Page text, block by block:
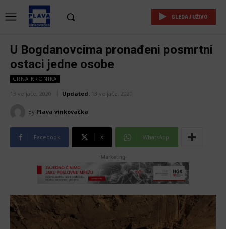
GLEDAJ UŽIVO
U Bogdanovcima pronađeni posmrtni
ostaci jedne osobe
CRNA KRONIKA
13 veljače, 2020 Updated: 13 veljače, 2020
By Plava vinkovačka
Facebook X WhatsApp
-Marketing-